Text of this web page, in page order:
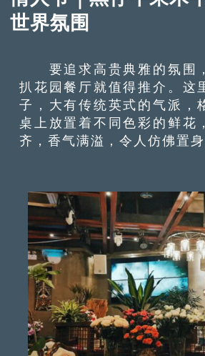
世界氛围
要追求高贵典雅的氛围
扒花园餐厅就值得推介。这
子，大有传统英式的气派，
桌上放置着不同色彩的鲜花
齐，香气满溢，令人仿佛置身